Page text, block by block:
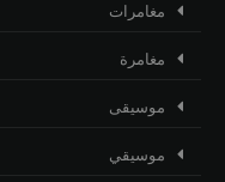
مغامرات
مغامرة
موسيقى
موسيقي